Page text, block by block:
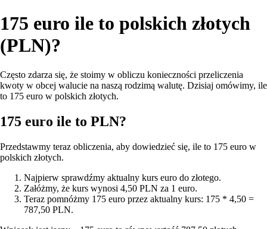
175 euro ile to polskich złotych
(PLN)?
Często zdarza się, że stoimy w obliczu konieczności przeliczenia
kwoty w obcej walucie na naszą rodzimą walutę. Dzisiaj omówimy, ile
to 175 euro w polskich złotych.
175 euro ile to PLN?
Przedstawmy teraz obliczenia, aby dowiedzieć się, ile to 175 euro w
polskich złotych.
Najpierw sprawdźmy aktualny kurs euro do złotego.
Załóżmy, że kurs wynosi 4,50 PLN za 1 euro.
Teraz pomnóżmy 175 euro przez aktualny kurs: 175 * 4,50 =
787,50 PLN.